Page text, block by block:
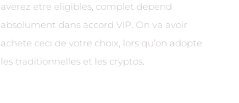
averez etre eligibles, complet depend
absolument dans accord VIP. On va avoir
achete ceci de votre choix, lors qu’on adopte
les traditionnelles et les cryptos.